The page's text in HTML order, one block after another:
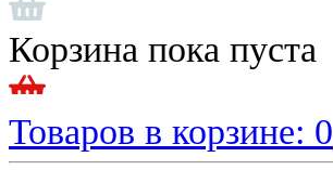
Корзина пока пуста
Товаров в корзине: 0